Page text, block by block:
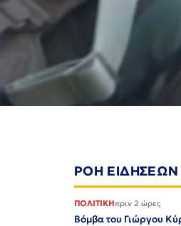
ΡΟΗ ΕΙΔΗΣΕΩΝ
ΠΟΛΙΤΙΚΗπριν 2 ώρες
Βόμβα του Γιώργου